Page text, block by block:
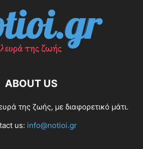
ABOUT US
της ζωής, με διαφορετικό μάτι.
us: info@notioi.gr